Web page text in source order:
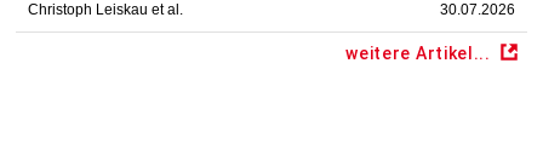
Christoph Leiskau et al. 30.07.2026
weitere Artikel...